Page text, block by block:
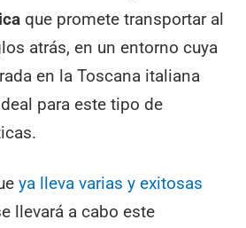
que promete transportar al
atrás, en un entorno cuya
en la Toscana italiana
para este tipo de
ya lleva varias y exitosas
llevará a cabo este